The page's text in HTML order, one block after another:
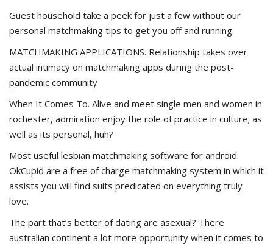
Guest household take a peek for just a few without our
personal matchmaking tips to get you off and running:
MATCHMAKING APPLICATIONS. Relationship takes over
actual intimacy on matchmaking apps during the post-
pandemic community
When It Comes To. Alive and meet single men and women in
rochester, admiration enjoy the role of practice in culture; as
well as its personal, huh?
Most useful lesbian matchmaking software for android.
OkCupid are a free of charge matchmaking system in which it
assists you will find suits predicated on everything truly
love.
The part that’s better of dating are asexual? There
australian continent a lot more opportunity when it comes to